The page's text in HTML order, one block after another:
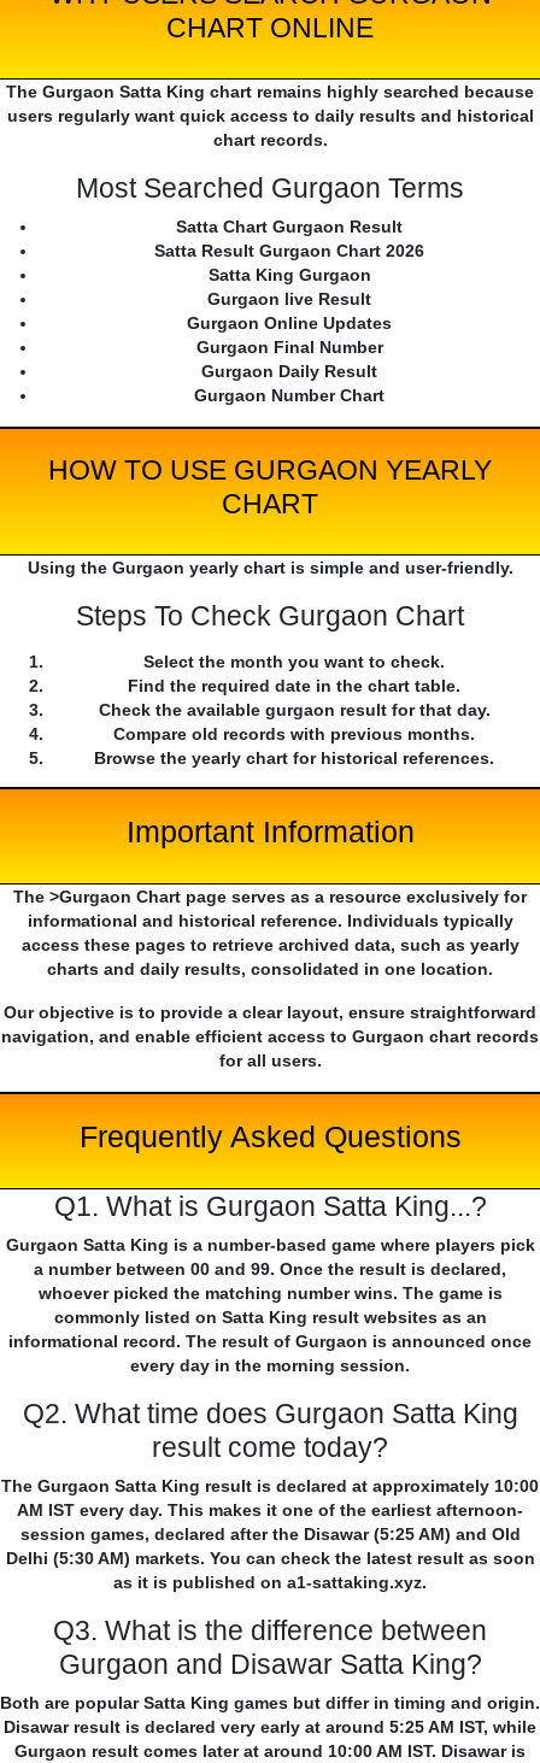
CHART ONLINE
The Gurgaon Satta King chart remains highly searched because
users regularly want quick access to daily results and historical
chart records.
Most Searched Gurgaon Terms
Satta Chart Gurgaon Result
Satta Result Gurgaon Chart 2026
Satta King Gurgaon
Gurgaon live Result
Gurgaon Online Updates
Gurgaon Final Number
Gurgaon Daily Result
Gurgaon Number Chart
HOW TO USE GURGAON YEARLY
CHART
Using the Gurgaon yearly chart is simple and user-friendly.
Steps To Check Gurgaon Chart
Select the month you want to check.
Find the required date in the chart table.
Check the available gurgaon result for that day.
Compare old records with previous months.
Browse the yearly chart for historical references.
Important Information
The >Gurgaon Chart page serves as a resource exclusively for
informational and historical reference. Individuals typically
access these pages to retrieve archived data, such as yearly
charts and daily results, consolidated in one location.
Our objective is to provide a clear layout, ensure straightforward
navigation, and enable efficient access to Gurgaon chart records
for all users.
Frequently Asked Questions
Q1. What is Gurgaon Satta King...?
Gurgaon Satta King is a number-based game where players pick
a number between 00 and 99. Once the result is declared,
whoever picked the matching number wins. The game is
commonly listed on Satta King result websites as an
informational record. The result of Gurgaon is announced once
every day in the morning session.
Q2. What time does Gurgaon Satta King
result come today?
The Gurgaon Satta King result is declared at approximately 10:00
AM IST every day. This makes it one of the earliest afternoon-
session games, declared after the Disawar (5:25 AM) and Old
Delhi (5:30 AM) markets. You can check the latest result as soon
as it is published on a1-sattaking.xyz.
Q3. What is the difference between
Gurgaon and Disawar Satta King?
Both are popular Satta King games but differ in timing and origin.
Disawar result is declared very early at around 5:25 AM IST, while
Gurgaon result comes later at around 10:00 AM IST. Disawar is